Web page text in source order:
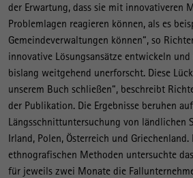
der Erwartung, dass sie mit innovativeren
Problemlagen reagieren können, als es
Gemeindeverwaltungen können“, so
innovative Lösungsansätze entwickeln
bislang weitgehend unerforscht. Diese
unserem Buch schließen“, beschreibt
der Publikation. Die Ergebnisse beruhen
Längsschnittuntersuchung von ländlichen
Irland, Polen, Österreich und
ethnografischen Methoden untersuchte
für jeweils zwei Monate die